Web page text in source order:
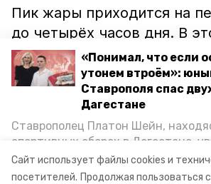
Сайт использует файлы cookies и
посетителей. Продолжая пользоваться
«Понимал, что если
утонем втроём»:
Ставрополя спас
Дагестане
Ставрополец Платон Шейн,
спортивных сборах в Дегестане,
Каспийском море детей и бросился
возвращении домой, отважного
Пик жары приходится на
до четырёх часов дня. В
прогулки под солнцем не
рекомендуются.
Александр Фёдоров
об опасностях
словам врача, нахождение